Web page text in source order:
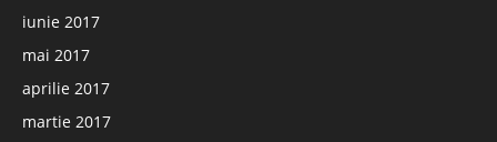
iunie 2017
mai 2017
aprilie 2017
martie 2017